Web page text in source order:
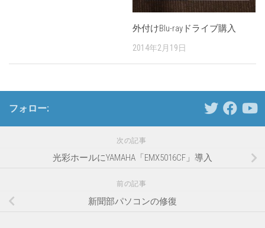
外付けBlu-rayドライブ購入
2014年2月19日
フォロー:
次の記事
光彩ホールにYAMAHA「EMX5016CF」導入
前の記事
新聞部パソコンの修復